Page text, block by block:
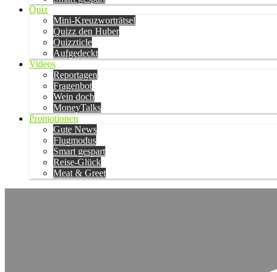
Quiz
Mini-Kreuzworträtsel
Quizz den Huber
Quizzticle
Aufgedeckt
Videos
Reportagen
Fragenbot
Wein doch
MoneyTalks
Promotionen
Gute News
Flugmodus
Smart gespart
Reise-Glück
Meat & Greet